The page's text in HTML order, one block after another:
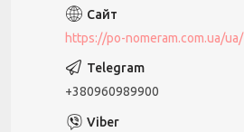
https://po-nomeram.com.ua/ua/
+380960989900